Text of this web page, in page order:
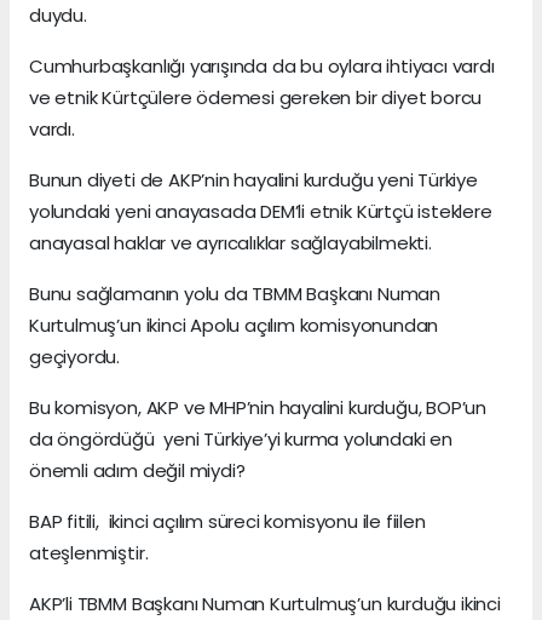
duydu.
Cumhurbaşkanlığı yarışında da bu oylara ihtiyacı vardı
ve etnik Kürtçülere ödemesi gereken bir diyet borcu
vardı.
Bunun diyeti de AKP’nin hayalini kurduğu yeni Türkiye
yolundaki yeni anayasada DEM’li etnik Kürtçü isteklere
anayasal haklar ve ayrıcalıklar sağlayabilmekti.
Bunu sağlamanın yolu da TBMM Başkanı Numan
Kurtulmuş’un ikinci Apolu açılım komisyonundan
geçiyordu.
Bu komisyon, AKP ve MHP’nin hayalini kurduğu, BOP’un
da öngördüğü yeni Türkiye’yi kurma yolundaki en
önemli adım değil miydi?
BAP fitili, ikinci açılım süreci komisyonu ile fiilen
ateşlenmiştir.
AKP’li TBMM Başkanı Numan Kurtulmuş’un kurduğu ikinci